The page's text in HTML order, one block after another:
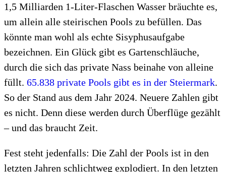
1,5 Milliarden 1-Liter-Flaschen Wasser bräuchte es,
um allein alle steirischen Pools zu befüllen. Das
könnte man wohl als echte Sisyphusaufgabe
bezeichnen. Ein Glück gibt es Gartenschläuche,
durch die sich das private Nass beinahe von alleine
füllt. 65.838 private Pools gibt es in der Steiermark.
So der Stand aus dem Jahr 2024. Neuere Zahlen gibt
es nicht. Denn diese werden durch Überflüge gezählt
– und das braucht Zeit.
Fest steht jedenfalls: Die Zahl der Pools ist in den
letzten Jahren schlichtweg explodiert. In den letzten